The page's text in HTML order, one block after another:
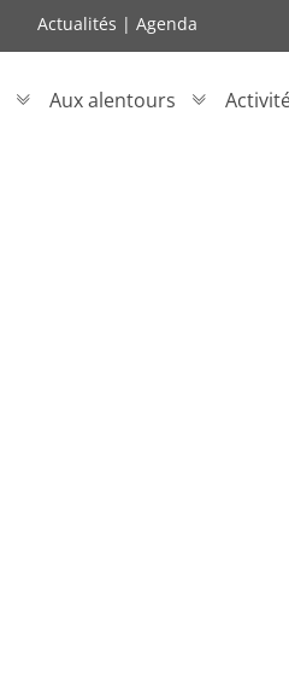
Actualités | Agenda
Aux alentours